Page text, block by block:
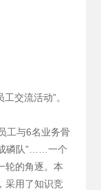
交流活动”。
工与6名业务骨
磷队”……一个
轮的角逐。本
采用了知识竞